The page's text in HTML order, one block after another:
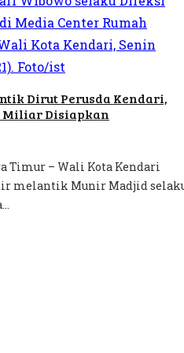
Dirut Perusda Kendari,
Miliar Disiapkan
Timur – Wali Kota Kendari
melantik Munir Madjid